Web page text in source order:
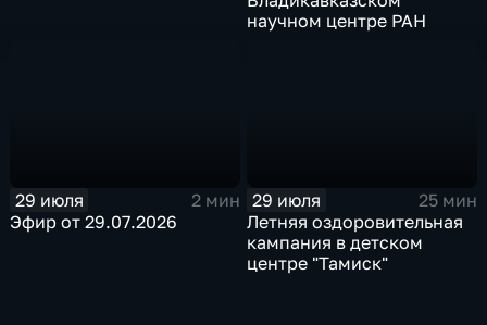
научном центре РАН
29 июля
2 мин
Эфир от 29.07.2026
29 июля
25 мин
Летняя оздоровительная
кампания в детском
центре "Тамиск"